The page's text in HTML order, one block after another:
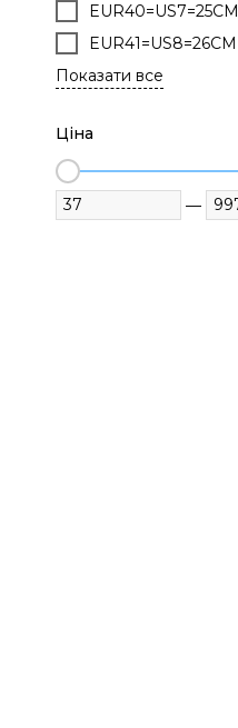
EUR40=US7=25CM
EUR41=US8=26CM
Показати все
Ціна
—